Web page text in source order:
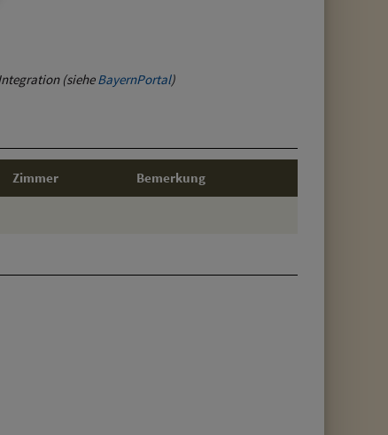
(sieheBayernPortal)
Zimmer Bemerkung